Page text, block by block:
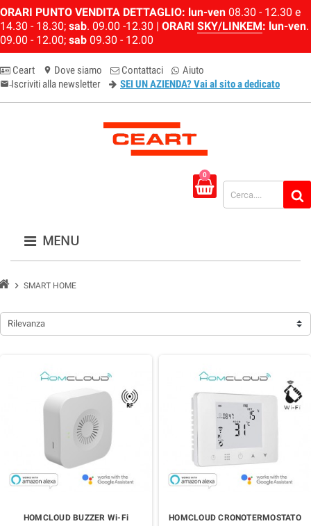
ORARI PUNTO VENDITA DETTAGLIO: lun-ven 08.30 - 12.30 e
14.30 - 18.30; sab. 09.00 -12.30 | ORARI SKY/LINKEM: lun-ven.
09.00 - 12.00; sab 09.30 - 12.00
Ceart location_on Dove siamo Contattaci Aiuto
email-newsletter
Iscriviti alla newsletter SEI UN AZIENDA? Vai al sito a dedicato
0
MENU
chevron_right SMART HOME
Rilevanza
HOMCLOUD BUZZER Wi-Fi HOMCLOUD CRONOTERMOSTATO